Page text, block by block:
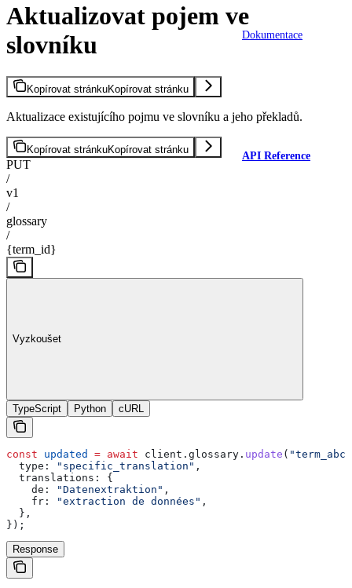
Dokumentace
API Reference
Aktualizovat pojem ve
slovníku
Kopírovat stránkuKopírovat stránku
Aktualizace existujícího pojmu ve slovníku a jeho překladů.
Kopírovat stránkuKopírovat stránku
PUT
/
v1
/
glossary
/
{term_id}
Vyzkoušet
TypeScript Python cURL
const updated = await client . glossary . update (
  type:
"specific_translation" ,
  translations:
{
    de:
"Datenextraktion" ,
    fr:
"extraction de données" ,
  },
});
Response